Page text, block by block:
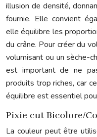
illusion de densité,
fournie. Elle convient
elle équilibre les
du crâne. Pour créer du
volumisant ou un sèche-
est important de ne
produits trop riches, car
équilibre est essentiel
Pixie cut Bicolore/
La couleur peut être